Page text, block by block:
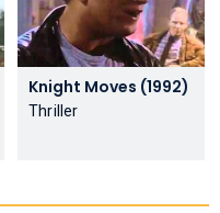
Knight Moves (1992)
Thriller